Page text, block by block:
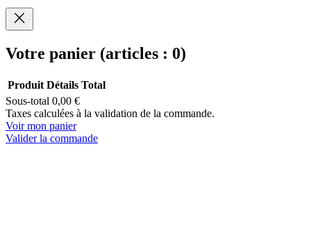
Votre panier (articles : 0)
Produits
dans
Produit Détails Total
Sous-total 0,00 €
Taxes calculées à la validation de la commande.
Voir mon panier
Valider la commande